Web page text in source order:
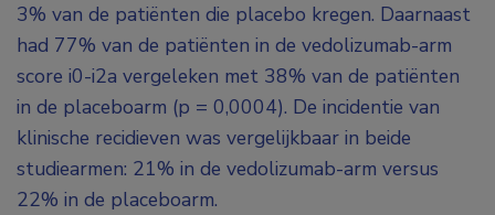
3% van de patiënten die placebo kregen. Daarnaast
had 77% van de patiënten in de vedolizumab-arm
score i0-i2a vergeleken met 38% van de patiënten
in de placeboarm (p = 0,0004). De incidentie van
klinische recidieven was vergelijkbaar in beide
studiearmen: 21% in de vedolizumab-arm versus
22% in de placeboarm.